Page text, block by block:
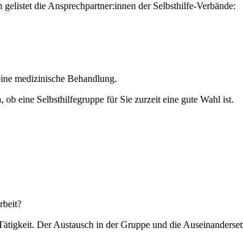
die Ansprechpartner:innen der Selbsthilfe-Verbände:
medizinische Behandlung.
eine Selbsthilfegruppe für Sie zurzeit eine gute Wahl ist.
Der Austausch in der Gruppe und die